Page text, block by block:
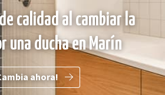
calidad al cambiar la
una ducha en Marín
ahora!